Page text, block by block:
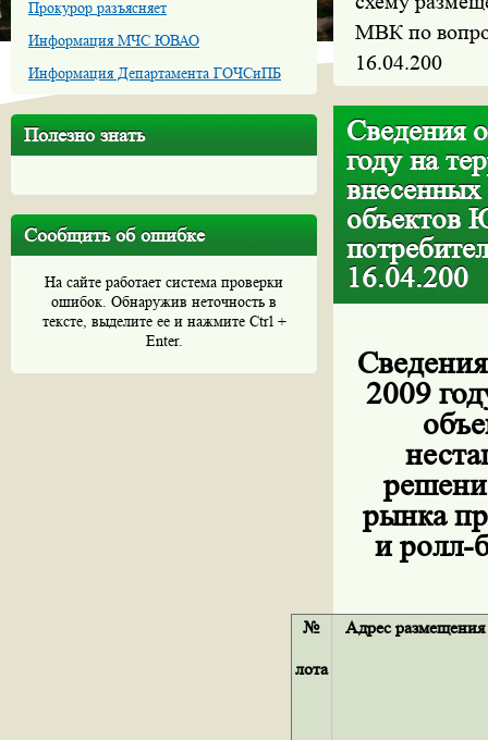
Прокурор разъясняет
Информация МЧС ЮВАО
Информация Департамента ГОЧСиПБ
Полезно знать
Сообщить об ошибке
На сайте работает система проверки
ошибок. Обнаружив неточность в
тексте, выделите ее и нажмите Ctrl +
Enter.
МВК по
16.04.200
Сведения
году на
объектов
16.04.200
2009
рынка
и ролл-
№
лота
Адрес размещения